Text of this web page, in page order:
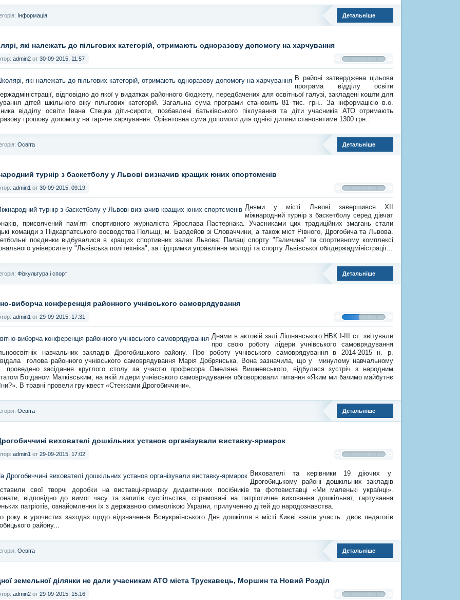
Детальніше
Інформація
які належать до пільгових категорій, отримають одноразову допомогу на харчування
admin2 от 30-09-2015, 11:57
В районі затверджена цільова
програма відділу освіти
відповідно до якої у видатках районного бюджету, передбачених для освітньої галузі, закладені кошти для
дітей шкільного віку пільгових категорій. Загальна сума програми становить 81 тис. грн.. За інформацією в.о.
відділу освіти Івана Стецка діти-сироти, позбавлені батьківського піклування та діти учасників АТО отримають
грошову допомогу на гаряче харчування. Орієнтовна сума допомоги для однієї дитини становитиме 1300 грн..
Детальніше
Освіта
турнір з баскетболу у Львові визначив кращих юних спортсменів
admin1 от 30-09-2015, 09:19
Днями у місті Львові завершився XII
міжнародний турнір з баскетболу серед дівчат
присвячений пам’яті спортивного журналіста Ярослава Пастернака. Учасниками цих традиційних змагань стали
команди з Підкарпатського воєводства Польщі, м. Бардейов зі Словаччини, а також міст Рівного, Дрогобича та Львова.
поєдинки відбувалися в кращих спортивних залах Львова: Палаці спорту "Галичина" та спортивному комплексі
університету "Львівська політехніка", за підтримки управління молоді та спорту Львівської облдержадміністрації...
Детальніше
Фізкультура і спорт
виборча конференція районного учнівського самоврядування
admin1 от 29-09-2015, 17:31
Днями в актовій залі Лішнянського НВК І-ІІІ ст. звітували
про свою роботу лідери учнівського самоврядування
навчальних закладів Дрогобицького району. Про роботу учнівського самоврядування в 2014-2015 н. р.
голова районного учнівського самоврядування Марія Добрянська. Вона зазначила, що у минулому навчальному
проведено засідання круглого столу за участю професора Омеляна Вишневського, відбулася зустріч з народним
Богданом Матківським, на якій лідери учнівського самоврядування обговорювали питання «Яким ми бачимо майбутнє
В травні провели гру-квест «Стежками Дрогобиччини».
Детальніше
Освіта
вихователі дошкільних установ організували виставку-ярмарок
admin1 от 29-09-2015, 17:02
Вихователі та керівники 19 діючих у
Дрогобицькому районі дошкільних закладів
свої творчі доробки на виставці-ярмарку дидактичних посібників та фотовиставці «Ми маленькі українці».
відповідно до вимог часу та запитів суспільства, спрямовані на патріотичне виховання дошкільнят, гартування
патріотів, ознайомлення їх з державною символікою України, прилученню дітей до народознавства.
року в урочистих заходах щодо відзначення Всеукраїнського Дня дошкілля в місті Києві взяли участь двоє педагогів
району...
Детальніше
Освіта
земельної ділянки не дали учасникам АТО міста Трускавець, Моршин та Новий Розділ
admin2 от 29-09-2015, 15:16